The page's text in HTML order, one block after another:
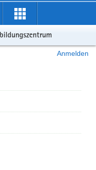
Anmelden